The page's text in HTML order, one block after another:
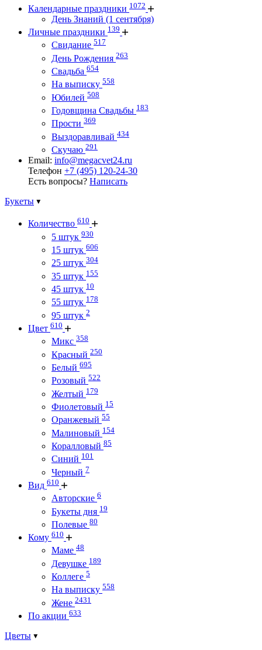
Календарные праздники 1072
День Знаний (1 сентября)
Личные праздники 139
Свидание 517
День Рождения 263
Свадьба 654
На выписку 558
Юбилей 508
Годовщина Свадьбы 183
Прости 369
Выздоравливай 434
Скучаю 291
Email: info@megacvet24.ru
Телефон +7 (495) 120-24-30
Есть вопросы? Написать
Букеты
Количество 610
5 штук 930
15 штук 606
25 штук 304
35 штук 155
45 штук 10
55 штук 178
95 штук 2
Цвет 610
Микс 358
Красный 250
Белый 695
Розовый 522
Желтый 179
Фиолетовый 15
Оранжевый 55
Малиновый 154
Коралловый 85
Синий 101
Черный 7
Вид 610
Авторские 6
Букеты дня 19
Полевые 80
Кому 610
Маме 48
Девушке 189
Коллеге 5
На выписку 558
Жене 2431
По акции 633
Цветы